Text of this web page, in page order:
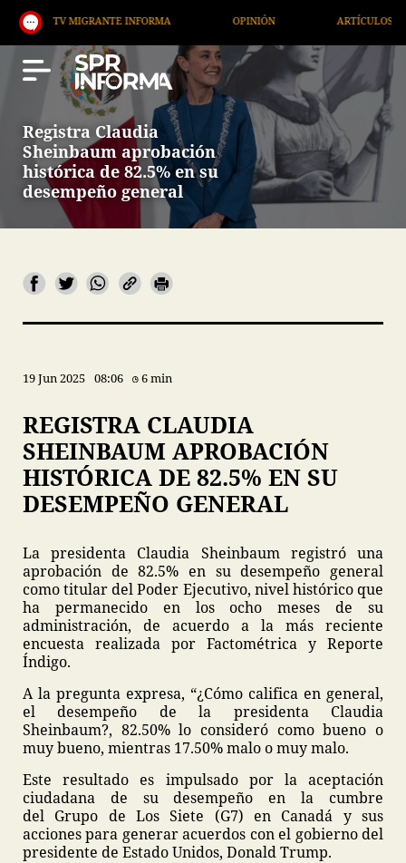
TV MIGRANTE INFORMA ARTÍCULOS
Registra Claudia
Sheinbaum aprobación
histórica de 82.5% en su
desempeño general
19 Jun 2025 08:06 6 min
REGISTRA CLAUDIA
SHEINBAUM APROBACIÓN
HISTÓRICA DE 82.5% EN SU
DESEMPEÑO GENERAL
La presidenta Claudia Sheinbaum registró una
aprobación de 82.5% en su desempeño general
como titular del Poder Ejecutivo, nivel histórico que
ha permanecido en los ocho meses de su
administración, de acuerdo a la más reciente
encuesta realizada por Factométrica y Reporte
Índigo.
A la pregunta expresa, “¿Cómo califica en general,
el desempeño de la presidenta Claudia
Sheinbaum?, 82.50% lo consideró como bueno o
muy bueno, mientras 17.50% malo o muy malo.
Este resultado es impulsado por la aceptación
ciudadana de su desempeño en la cumbre
del Grupo de Los Siete (G7) en Canadá y sus
acciones para generar acuerdos con el gobierno del
presidente de Estado Unidos, Donald Trump.